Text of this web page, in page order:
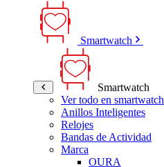
Smartwatch
Smartwatch
Ver todo en smartwatch
Anillos Inteligentes
Relojes
Bandas de Actividad
Marca
OURA